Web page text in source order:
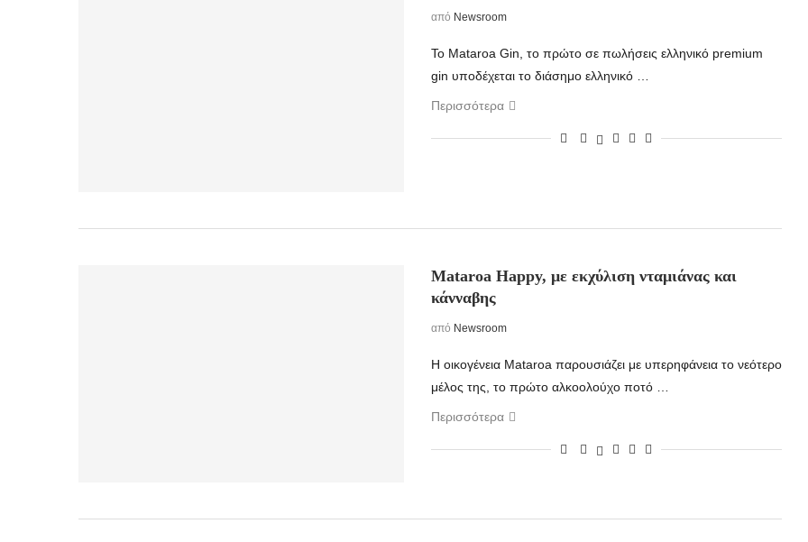
από Newsroom
To Mataroa Gin, το πρώτο σε πωλήσεις ελληνικό premium
gin υποδέχεται το διάσημο ελληνικό …
Περισσότερα
Mataroa Happy, με εκχύλιση νταμιάνας και
κάνναβης
από Newsroom
Η οικογένεια Mataroa παρουσιάζει με υπερηφάνεια το νεότερο
μέλος της, το πρώτο αλκοολούχο ποτό …
Περισσότερα